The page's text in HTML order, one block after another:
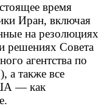
время
Иран, включая
на резолюциях
решениях Совета
агентства по
а также все
— как